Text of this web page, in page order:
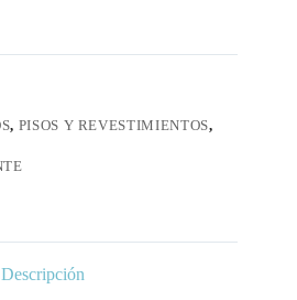
, PISOS Y REVESTIMIENTOS,
Descripción